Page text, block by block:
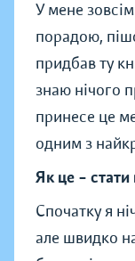
У мене
порадою,
придбав ту
знаю нічого
принесе це
одним з
Як це –
Спочатку я
але швидко